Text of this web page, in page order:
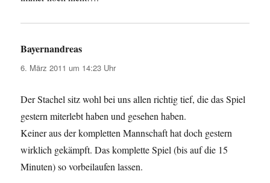
Bayernandreas
6. März 2011 um 14:23 Uhr
Der Stachel sitz wohl bei uns allen richtig tief, die das Spiel
gestern miterlebt haben und gesehen haben.
Keiner aus der kompletten Mannschaft hat doch gestern
wirklich gekämpft. Das komplette Spiel (bis auf die 15
Minuten) so vorbeilaufen lassen.